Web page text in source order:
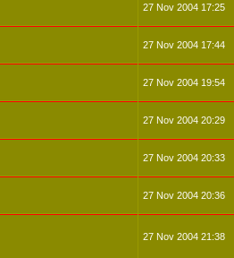
27 Nov 2004 17:25
27 Nov 2004 17:44
27 Nov 2004 19:54
27 Nov 2004 20:29
27 Nov 2004 20:33
27 Nov 2004 20:36
27 Nov 2004 21:38